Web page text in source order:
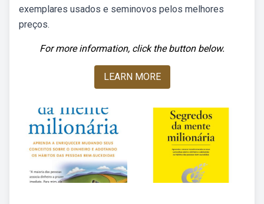
exemplares usados e seminovos pelos melhores
preços.
For more information, click the button below.
LEARN MORE